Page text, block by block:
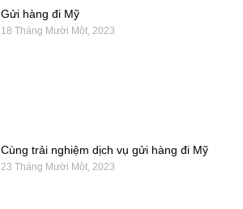
Gửi hàng đi Mỹ
18 Tháng Mười Một, 2023
Cùng trải nghiệm dịch vụ gửi hàng đi Mỹ
23 Tháng Mười Một, 2023